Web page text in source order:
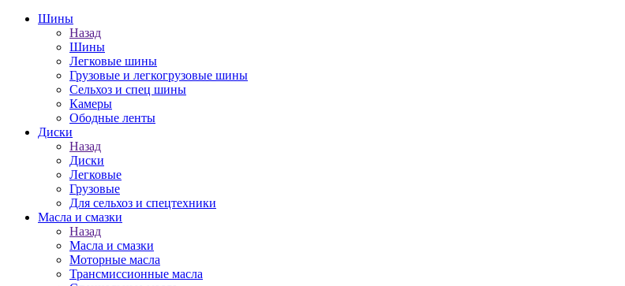
Шины
Назад
Шины
Легковые шины
Грузовые и легкогрузовые шины
Сельхоз и спец шины
Камеры
Ободные ленты
Диски
Назад
Диски
Легковые
Грузовые
Для сельхоз и спецтехники
Масла и смазки
Назад
Масла и смазки
Моторные масла
Трансмиссионные масла